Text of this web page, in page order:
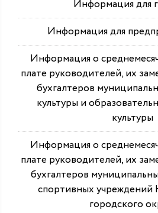
Информация для
Информация для
Информация о
плате руководителей, их
бухгалтеров
культуры и
культуры
Информация о
плате руководителей, их
бухгалтеров
спортивных учреждений
городского